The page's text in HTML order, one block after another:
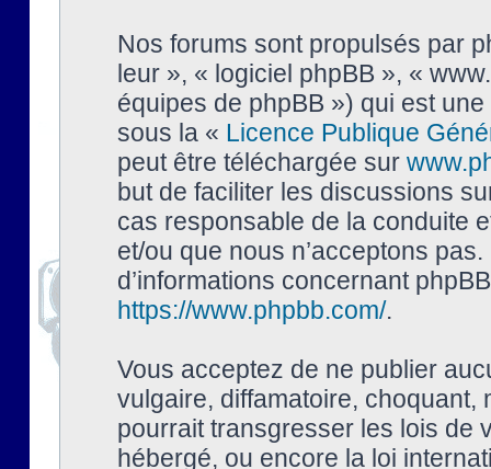
Nos forums sont propulsés par
leur », « logiciel phpBB », «
équipes de phpBB ») qui est
sous la « Licence Publique
peut être téléchargée sur
but de faciliter les discussions
cas responsable de la conduite
et/ou que nous n’acceptons
d’informations concernant
https://www.phpbb.com/.
Vous acceptez de ne publier
vulgaire, diffamatoire, choquant,
pourrait transgresser les lois de
hébergé, ou encore la loi